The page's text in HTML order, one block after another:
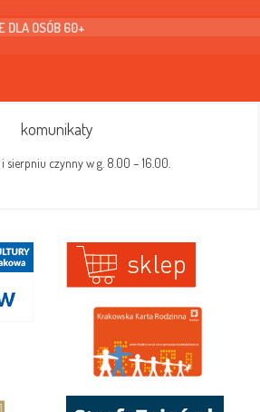
DLA OSÓB 60+
komunikaty
sierpniu czynny w g. 8.00 – 16.00.